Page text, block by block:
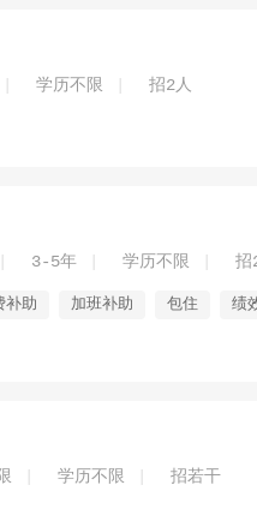
学历不限 招2人
3-5年 学历不限 招
补助 加班补助 包住 绩
学历不限 招若干